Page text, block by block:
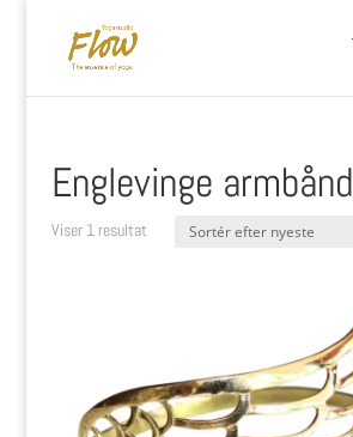
Englevinge armbånd
Viser 1 resultat